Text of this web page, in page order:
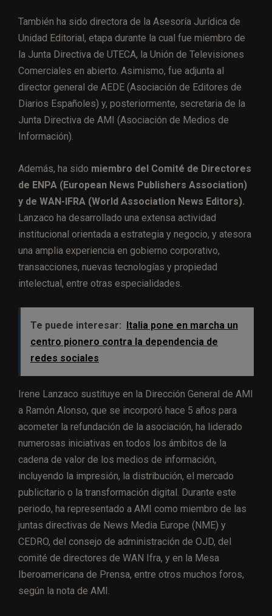
También ha sido directora de la Asesoría Jurídica de
Unidad Editorial, etapa durante la cual fue miembro de
la Junta Directiva de UTECA, la Unión de Televisiones
Comerciales en abierto. Asimismo, fue adjunta al
director general de AEDE (Asociación de Editores de
Diarios Españoles) y, posteriormente, secretaria de la
Junta Directiva de AMI (Asociación de Medios de
Información).
Además, ha sido miembro del Comité de Directores
de ENPA (European News Publishers Association)
y de WAN-IFRA (World Association News Editors).
Lanzaco ha desarrollado una extensa actividad
institucional orientada a estrategia y negocio, y atesora
una amplia experiencia en gobierno corporativo,
transacciones, nuevas tecnologías y propiedad
intelectual, entre otras especialidades.
Te puede interesar: Italia pone en marcha un
centro pionero contra la dependencia de
redes sociales
Irene Lanzaco sustituye en la Dirección General de AMI
a Ramón Alonso, que se incorporó hace 5 años para
acometer la refundación de la asociación, ha liderado
numerosas iniciativas en todos los ámbitos de la
cadena de valor de los medios de información,
incluyendo la impresión, la distribución, el mercado
publicitario o la transformación digital. Durante este
periodo, ha representado a AMI como miembro de las
juntas directivas de News Media Europe (NME) y
CEDRO, del consejo de administración de OJD, del
comité de directores de WAN Ifra, y en la Mesa
Iberoamericana de Prensa, entre otros muchos foros,
según la nota de AMI.